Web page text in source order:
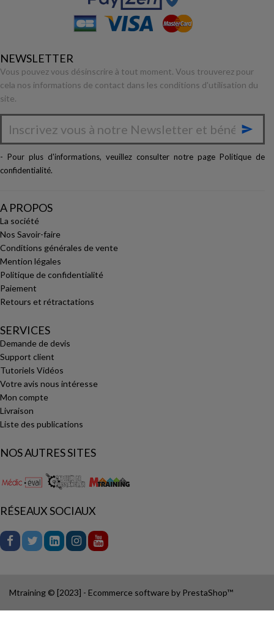
NEWSLETTER
Vous pouvez vous désinscrire à tout moment. Vous trouverez pour
cela nos informations de contact dans les conditions d'utilisation du
site.

- Pour plus d'informations, veuillez consulter notre page Politique de
confidentialité.
A PROPOS
La société
Nos Savoir-faire
Conditions générales de vente
Mention légales
Politique de confidentialité
Paiement
Retours et rétractations
SERVICES
Demande de devis
Support client
Tutoriels Vidéos
Votre avis nous intéresse
Mon compte
Livraison
Liste des publications
NOS AUTRES SITES
RÉSEAUX SOCIAUX
Mtraining © [2023] - Ecommerce software by PrestaShop™